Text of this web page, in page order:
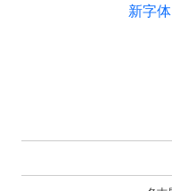
新字